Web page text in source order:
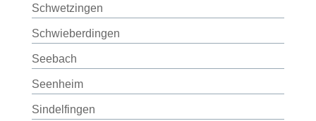
Schwetzingen
Schwieberdingen
Seebach
Seenheim
Sindelfingen